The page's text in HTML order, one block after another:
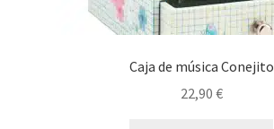
Caja de música Conejito
22,90 €